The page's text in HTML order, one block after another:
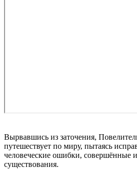
Вырвавшись из заточения,
путешествует по миру, пытаясь
человеческие ошибки, совершённые
существования.